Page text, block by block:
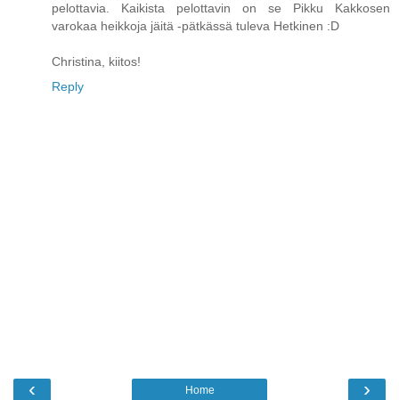
pelottavia. Kaikista pelottavin on se Pikku Kakkosen
varokaa heikkoja jäitä -pätkässä tuleva Hetkinen :D
Christina, kiitos!
Reply
‹ ›
Home